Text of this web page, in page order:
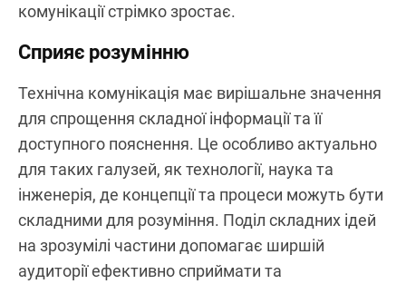
комунікації стрімко зростає.
Сприяє розумінню
Технічна комунікація має вирішальне значення
для спрощення складної інформації та її
доступного пояснення. Це особливо актуально
для таких галузей, як технології, наука та
інженерія, де концепції та процеси можуть бути
складними для розуміння. Поділ складних ідей
на зрозумілі частини допомагає ширшій
аудиторії ефективно сприймати та